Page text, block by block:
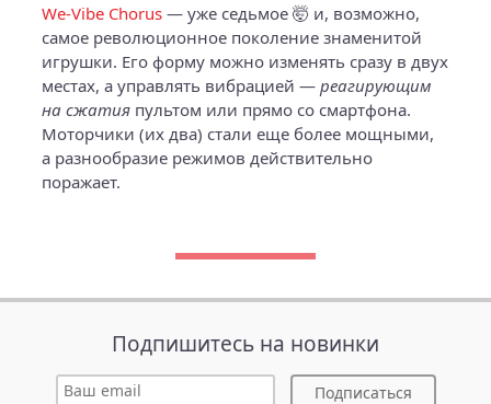
We‑Vibe Chorus — уже седьмое 🤯 и, возможно,
самое революционное поколение знаменитой
игрушки. Его форму можно изменять сразу в двух
местах, а управлять вибрацией — реагирующим
на сжатия пультом или прямо со смартфона.
Моторчики (их два) стали еще более мощными,
а разнообразие режимов действительно
поражает.
Подпишитесь на новинки
Подписаться